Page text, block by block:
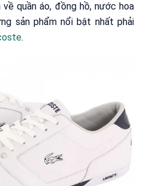
quần áo, đồng hồ, nước hoa
sản phẩm nổi bật nhất phải
.